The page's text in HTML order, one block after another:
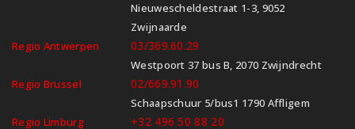
Nieuwescheldestraat 1-3, 9052
Zwijnaarde
Regio Antwerpen
03/369.60.29
Westpoort 37 bus B, 2070 Zwijndrecht
Regio Brussel
02/669.91.90
Schaapschuur 5/bus1 1790 Affligem
Regio Limburg
+32 496 50 88 20